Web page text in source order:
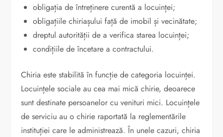
obligația de întreținere curentă a locuinței;
obligațiile chiriașului față de imobil și vecinătate;
dreptul autorității de a verifica starea locuinței;
condițiile de încetare a contractului.
Chiria este stabilită în funcție de categoria locuinței.
Locuințele sociale au cea mai mică chirie, deoarece
sunt destinate persoanelor cu venituri mici. Locuințele
de serviciu au o chirie raportată la reglementările
instituției care le administrează. În unele cazuri, chiria